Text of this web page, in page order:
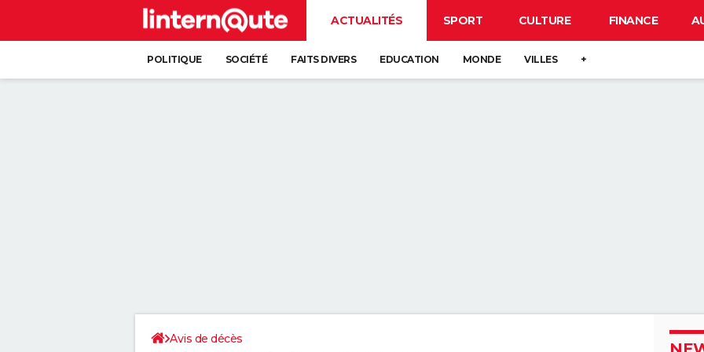
ACTUALITÉS SPORT CULTURE FINANCE
POLITIQUE SOCIÉTÉ FAITS DIVERS EDUCATION MONDE VILLES +
Avis de décès